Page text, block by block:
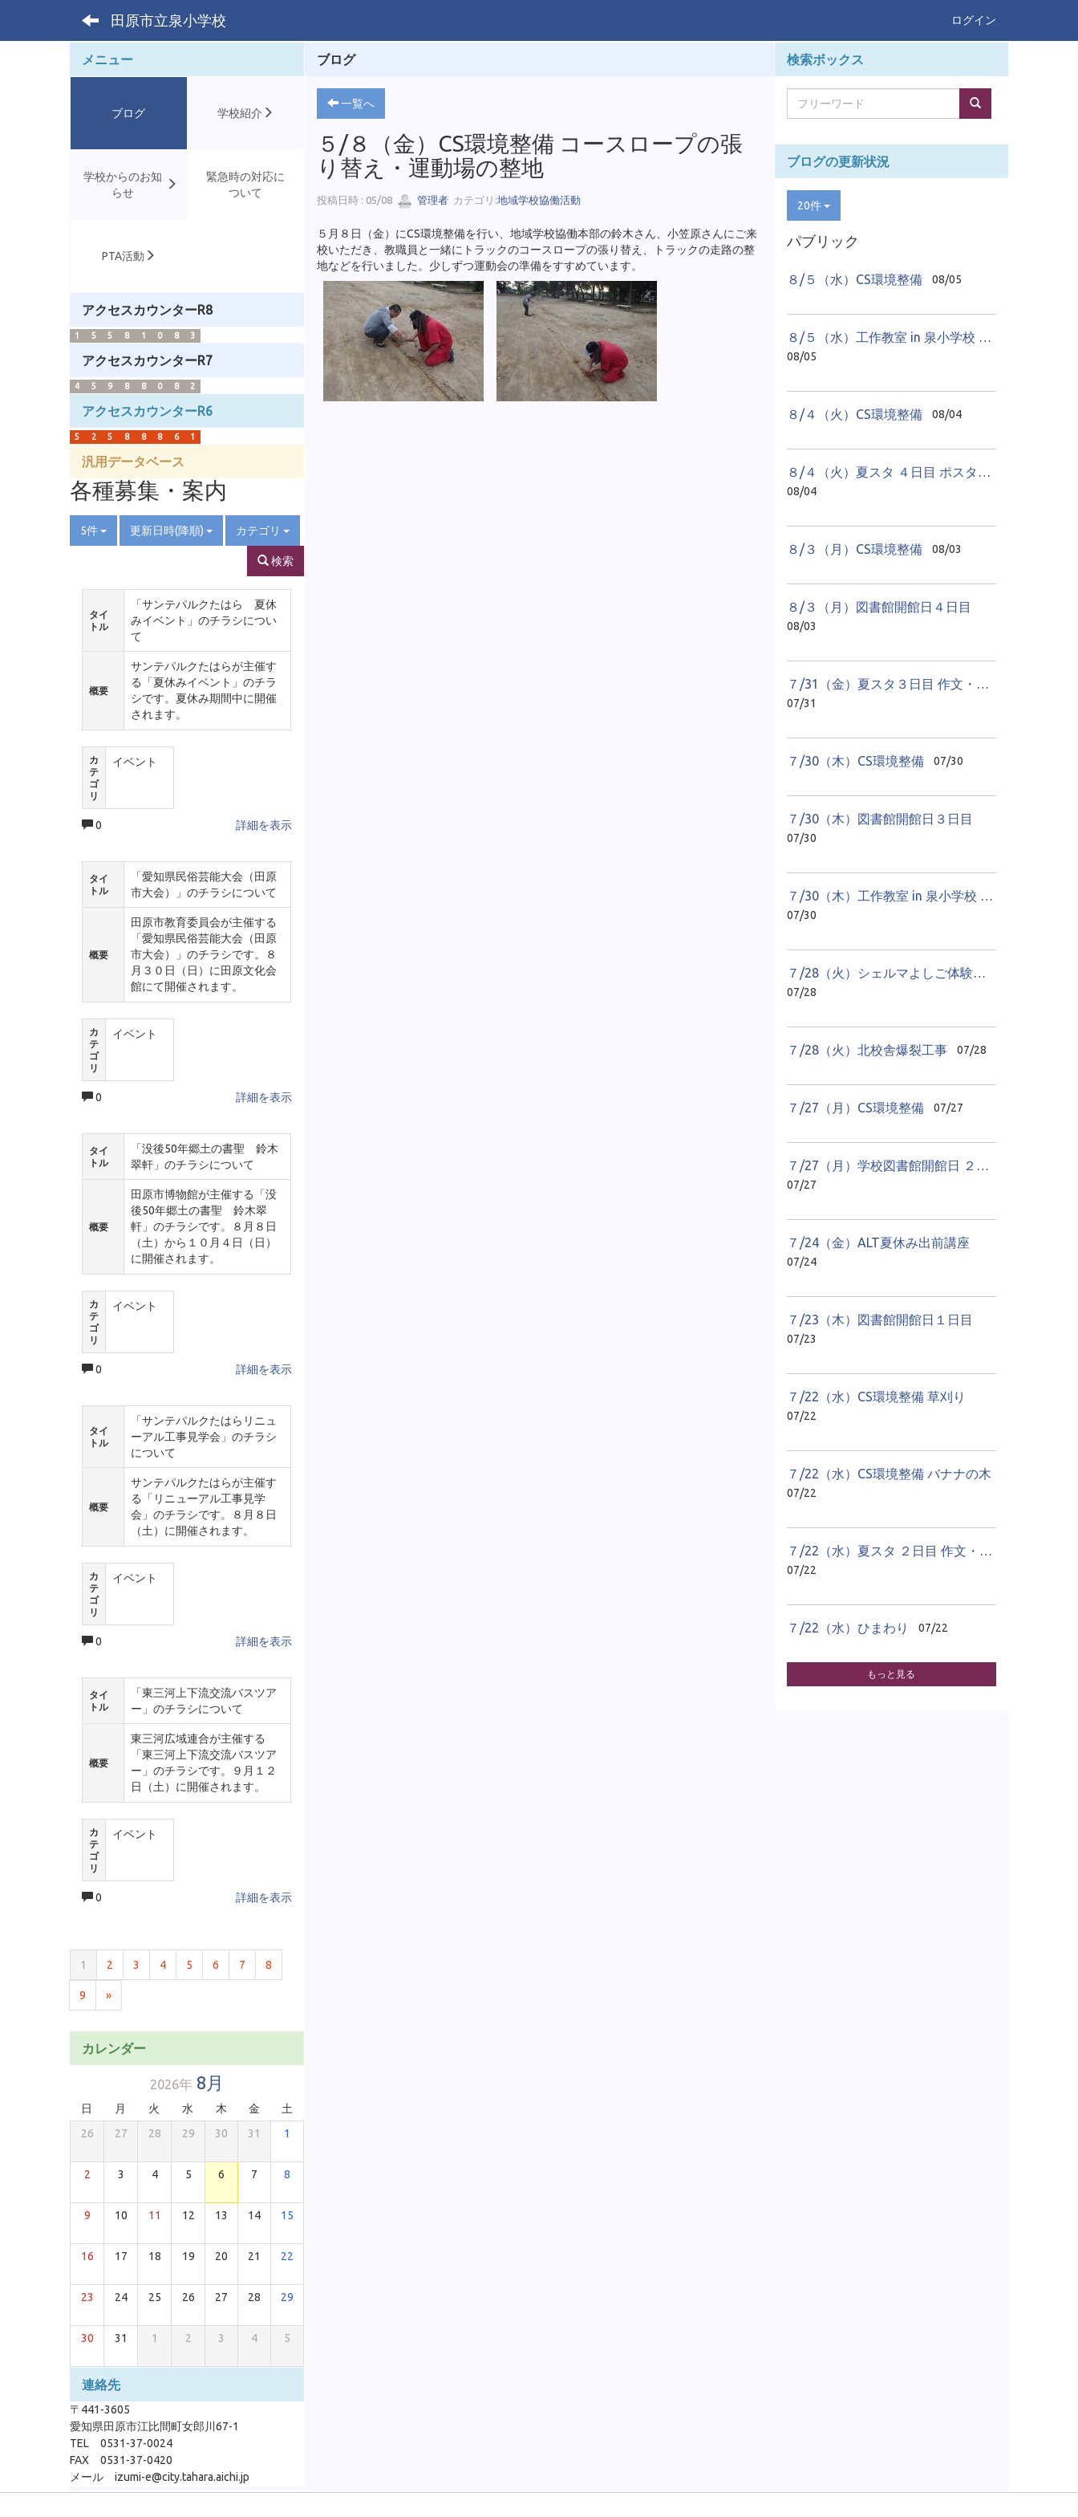
田原市立泉小学校 ログイン
ブログ
一覧へ
５/８（金）CS環境整備 コースロープの張
り替え・運動場の整地
投稿日時 : 05/08 管理者カテゴリ:地域学校協働活動
５月８日（金）にCS環境整備を行い、地域学校協働本部の鈴木さん、小笠原さんにご来
校いただき、教職員と一緒にトラックのコースロープの張り替え、トラックの走路の整
地などを行いました。少しずつ運動会の準備をすすめています。
メニュー
ブログ 学校紹介
学校からのお知
らせ
緊急時の対応に
ついて
PTA活動
アクセスカウンターR8
1 5 5 8 1 0 8 3
アクセスカウンターR7
4 5 9 8 8 0 8 2
アクセスカウンターR6
5 2 5 8 8 8 6 1
汎用データベース
各種募集・案内
5件 更新日時(降順) カテゴリ
検索
タイ
トル
「サンテパルクたはら 夏休
みイベント」のチラシについ
て
概要
サンテパルクたはらが主催す
る「夏休みイベント」のチラ
シです。夏休み期間中に開催
されます。
カ
テ
ゴ
リ
イベント
0 詳細を表示
タイ
トル
「愛知県民俗芸能大会（田原
市大会）」のチラシについて
概要
田原市教育委員会が主催する
「愛知県民俗芸能大会（田原
市大会）」のチラシです。８
月３０日（日）に田原文化会
館にて開催されます。
カ
テ
ゴ
リ
イベント
0 詳細を表示
タイ
トル
「没後50年郷土の書聖 鈴木
翠軒」のチラシについて
概要
田原市博物館が主催する「没
後50年郷土の書聖 鈴木翠
軒」のチラシです。８月８日
（土）から１０月４日（日）
に開催されます。
カ
テ
ゴ
リ
イベント
0 詳細を表示
タイ
トル
「サンテパルクたはらリニュ
ーアル工事見学会」のチラシ
について
概要
サンテパルクたはらが主催す
る「リニューアル工事見学
会」のチラシです。８月８日
（土）に開催されます。
カ
テ
ゴ
リ
イベント
0 詳細を表示
タイ
トル
「東三河上下流交流バスツア
ー」のチラシについて
概要
東三河広域連合が主催する
「東三河上下流交流バスツア
ー」のチラシです。９月１２
日（土）に開催されます。
カ
テ
ゴ
リ
イベント
0 詳細を表示
1 2 3 4 5 6 7 8
9 »
カレンダー
2026年 8月
日 月 火 水 木 金
土
26
27 28 29 30 31 1
2 3 4 5 6 7 8
9 10 11 12 13 14 15
16 17 18 19 20 21 22
23 24 25 26 27 28 29
30 31 1 2 3 4 5
連絡先
〒441-3605
愛知県田原市江比間町女郎川67-1
TEL 0531-37-0024
FAX 0531-37-0420
メール izumi-e@city.tahara.aichi.jp
検索ボックス
ブログの更新状況
20件
パブリック
８/５（水）CS環境整備 08/05
８/５（水）工作教室 in 泉小学校 ２日目
08/05
８/４（火）CS環境整備 08/04
８/４（火）夏スタ ４日目 ポスター教室
08/04
８/３（月）CS環境整備 08/03
８/３（月）図書館開館日４日目
08/03
７/31（金）夏スタ３日目 作文・感想文教室
07/31
７/30（木）CS環境整備 07/30
７/30（木）図書館開館日３日目
07/30
７/30（木）工作教室 in 泉小学校 １日目
07/30
７/28（火）シェルマよしご体験学習 貝のアクセサリーづくり
07/28
７/28（火）北校舎爆裂工事 07/28
７/27（月）CS環境整備 07/27
７/27（月）学校図書館開館日 ２日目
07/27
７/24（金）ALT夏休み出前講座
07/24
７/23（木）図書館開館日１日目
07/23
７/22（水）CS環境整備 草刈り
07/22
７/22（水）CS環境整備 バナナの木
07/22
７/22（水）夏スタ ２日目 作文・感想文教室
07/22
７/22（水）ひまわり 07/22
もっと見る